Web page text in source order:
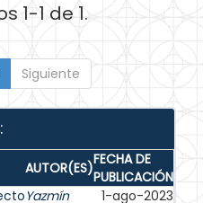
1-1 de 1.
Siguiente
AUTOR(ES)FECHA DE
PUBLICACIÓN
Yazmín
1-ago-2023